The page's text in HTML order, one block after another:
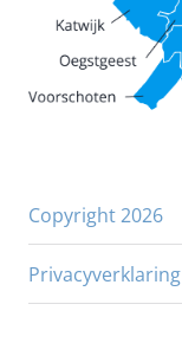
Copyright 2026
Privacyverklaring